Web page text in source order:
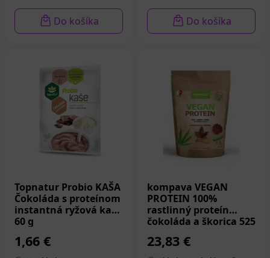
Do košíka Do košíka
Topnatur Probio KAŠA
Čokoláda s proteínom
instantná ryžová kaša
60 g
1,66 €
kompava VEGAN
PROTEIN 100%
rastlinný proteín
čokoláda a škorica 525
23,83 €